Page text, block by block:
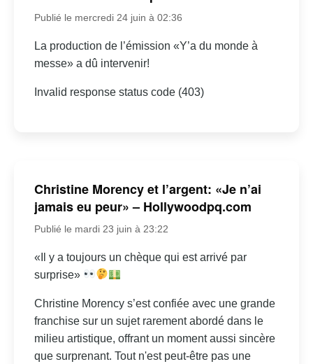
Publié le mercredi 24 juin à 02:36
La production de l’émission «Y’a du monde à
messe» a dû intervenir!
Invalid response status code (403)
Christine Morency et l’argent: «Je n’ai
jamais eu peur» – Hollywoodpq.com
Publié le mardi 23 juin à 23:22
«Il y a toujours un chèque qui est arrivé par
surprise»
Christine Morency s’est confiée avec une grande
franchise sur un sujet rarement abordé dans le
milieu artistique, offrant un moment aussi sincère
que surprenant. Tout n'est peut-être pas une